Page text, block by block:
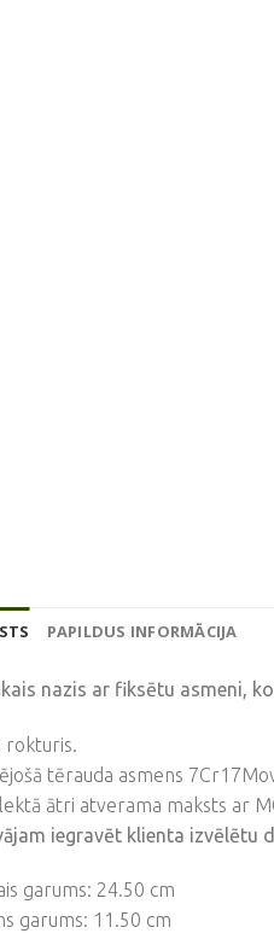
PAPILDUS INFORMĀCIJA
nazis ar fiksētu asmeni,
rokturis.
tērauda asmens
ātri atverama maksts ar
iegravēt klienta izvēlētu
garums: 24.50 cm
garums: 11.50 cm